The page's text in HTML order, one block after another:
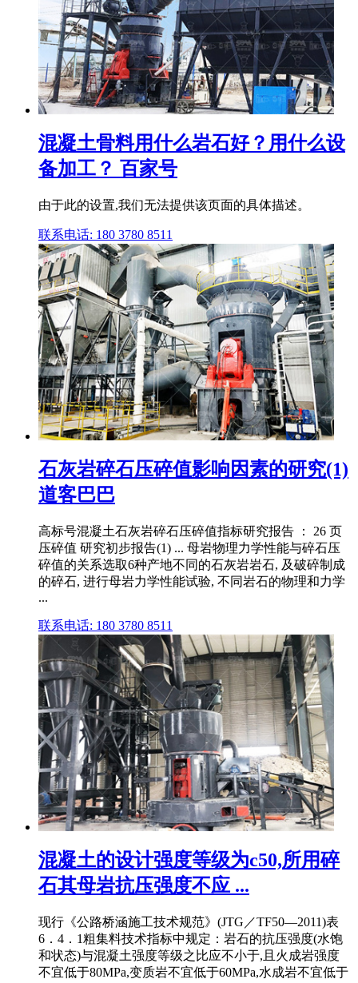
混凝土骨料用什么岩石好？用什么设
备加工？ 百家号
由于此的设置,我们无法提供该页面的具体描述。
联系电话: 180 3780 8511
石灰岩碎石压碎值影响因素的研究(1)
道客巴巴
高标号混凝土石灰岩碎石压碎值指标研究报告 ： 26 页
压碎值 研究初步报告(1) ... 母岩物理力学性能与碎石压
碎值的关系选取6种产地不同的石灰岩岩石, 及破碎制成
的碎石, 进行母岩力学性能试验, 不同岩石的物理和力学
...
联系电话: 180 3780 8511
混凝土的设计强度等级为c50,所用碎
石其母岩抗压强度不应 ...
现行《公路桥涵施工技术规范》(JTG／TF50—2011)表
6．4．1粗集料技术指标中规定：岩石的抗压强度(水饱
和状态)与混凝土强度等级之比应不小于,且火成岩强度
不宜低于80MPa,变质岩不宜低于60MPa,水成岩不宜低于